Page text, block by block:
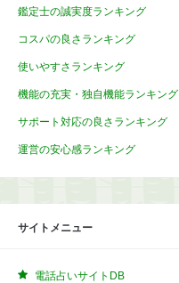
鑑定士の誠実度ランキング
コスパの良さランキング
使いやすさランキング
機能の充実・独自機能ランキング
サポート対応の良さランキング
運営の安心感ランキング
サイトメニュー
電話占いサイトDB